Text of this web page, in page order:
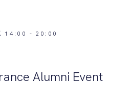
14:00 - 20:00
Alumni Event